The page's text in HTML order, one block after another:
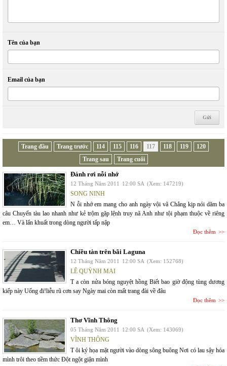
Tên của bạn
Email của bạn
Trang đầu Trang trước 114 115 116 117 118 119
120
Trang sau
Trang cuối
Đánh rơi nỗi nhớ
12 Tháng Năm 2011 12:00 SA (Xem: 147219)
SONG NINH
N ỗi nhớ em mang cho anh ngày vội vã Chẳng kịp nói dăm ba
câu Chuyến tàu lao nhanh như kẻ trộm gặp lệnh truy nã Anh như tội phạm thuộc về riêng
em… Và lẩn khuất trong dòng người tấp nập
Đọc thêm
Chiều tàn trên bãi Laguna
12 Tháng Năm 2011 12:00 SA (Xem: 152768)
LÊ QUỲNH MAI
T a còn nửa bóng nguyệt hồng Biết bao giờ động tùng dương
kiếp này Uống đi!liễu rũ cơn say Ngày mai còn mất trang đài về đâu
Đọc thêm
Thơ Vĩnh Thông
05 Tháng Năm 2011 12:00 SA (Xem: 143069)
VĨNH THÔNG
T ôi ký họa mặt người vào dòng sông buông Nơi có lau sậy hóa
mình trôi theo tiềm thức Đột ngột giận mình